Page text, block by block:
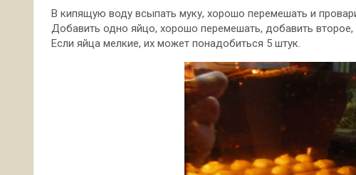
В кипящую воду всыпать муку, хорошо перемешать и
Добавить одно яйцо, хорошо перемешать, добавить
Если яйца мелкие, их может понадобиться 5 штук.